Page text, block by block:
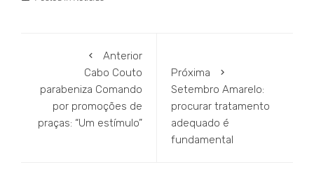
Anterior
Cabo Couto
parabeniza Comando
por promoções de
praças: “Um estímulo”
Próxima
Setembro Amarelo:
procurar tratamento
adequado é
fundamental